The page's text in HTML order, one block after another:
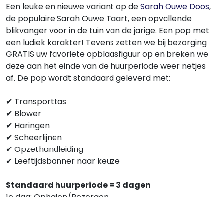
Een leuke en nieuwe variant op deSarah Ouwe Doos,
de populaire Sarah Ouwe Taart, een opvallende
blikvanger voor in de tuin van de jarige. Een pop met
een ludiek karakter! Tevens zetten we bij bezorging
GRATIS uw favoriete opblaasfiguur op en breken we
deze aan het einde van de huurperiode weer netjes
af. De pop wordt standaard geleverd met:
✔ Transporttas
✔ Blower
✔ Haringen
✔ Scheerlijnen
✔ Opzethandleiding
✔ Leeftijdsbanner naar keuze
Standaard huurperiode = 3 dagen